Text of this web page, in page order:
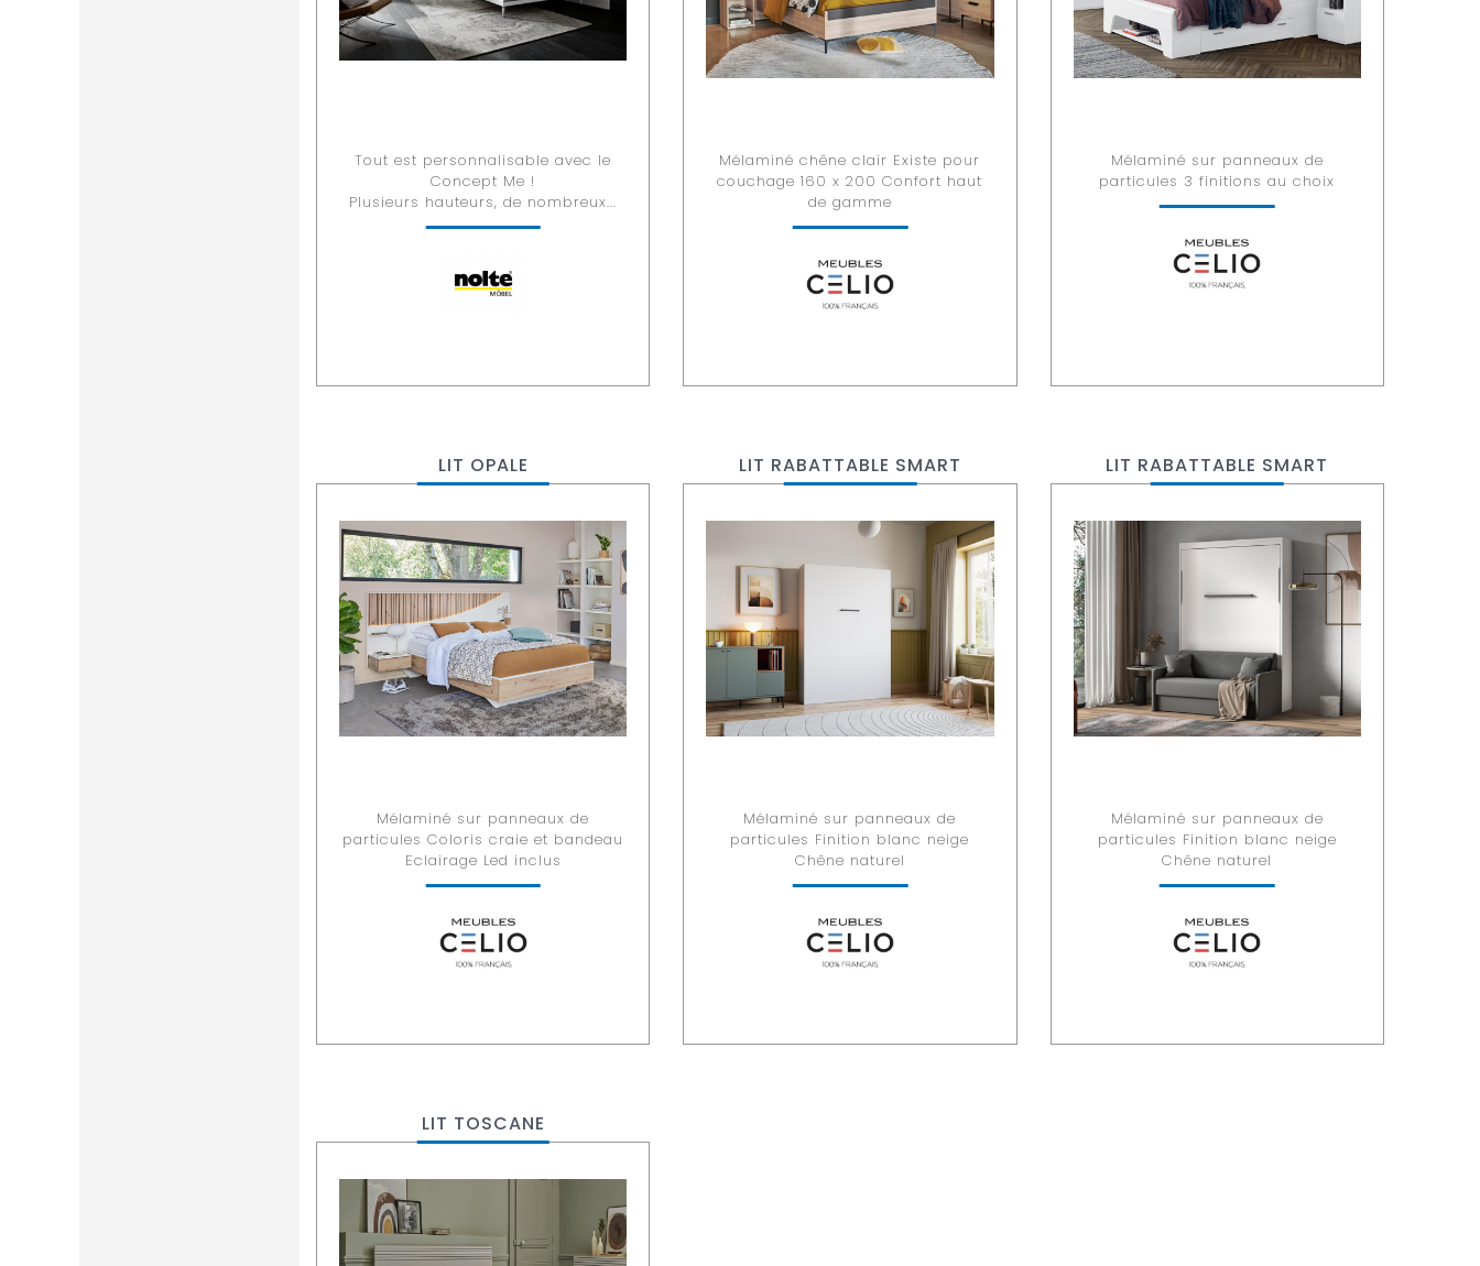
Tout est personnalisable avec le
Concept Me !
Plusieurs hauteurs, de nombreux...
Mélaminé chêne clair Existe pour
couchage 160 x 200 Confort haut
de gamme
Mélaminé sur panneaux de
particules 3 finitions au choix
LIT OPALE
Mélaminé sur panneaux de
particules Coloris craie et bandeau
Eclairage Led inclus
LIT RABATTABLE SMART
Mélaminé sur panneaux de
particules Finition blanc neige
Chêne naturel
LIT RABATTABLE SMART
Mélaminé sur panneaux de
particules Finition blanc neige
Chêne naturel
LIT TOSCANE